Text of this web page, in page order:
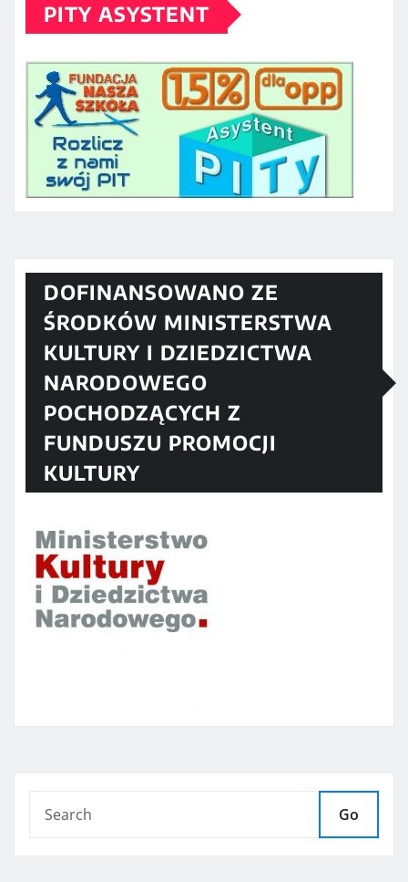
PITY ASYSTENT
DOFINANSOWANO ZE
ŚRODKÓW MINISTERSTWA
KULTURY I DZIEDZICTWA
NARODOWEGO
POCHODZĄCYCH Z
FUNDUSZU PROMOCJI
KULTURY
Go